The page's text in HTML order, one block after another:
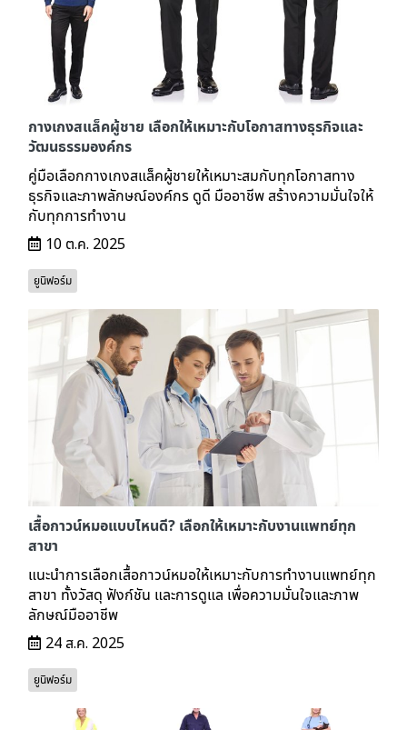
กางเกงสแล็คผู้ชาย เลือกให้เหมาะกับโอกาสทางธุรกิจและ
วัฒนธรรมองค์กร
คู่มือเลือกกางเกงสแล็คผู้ชายให้เหมาะสมกับทุกโอกาสทาง
ธุรกิจและภาพลักษณ์องค์กร ดูดี มืออาชีพ สร้างความมั่นใจให้
กับทุกการทำงาน
10 ต.ค. 2025
ยูนิฟอร์ม
เสื้อกาวน์หมอแบบไหนดี? เลือกให้เหมาะกับงานแพทย์ทุก
สาขา
แนะนำการเลือกเสื้อกาวน์หมอให้เหมาะกับการทำงานแพทย์ทุก
สาขา ทั้งวัสดุ ฟังก์ชัน และการดูแล เพื่อความมั่นใจและภาพ
ลักษณ์มืออาชีพ
24 ส.ค. 2025
ยูนิฟอร์ม